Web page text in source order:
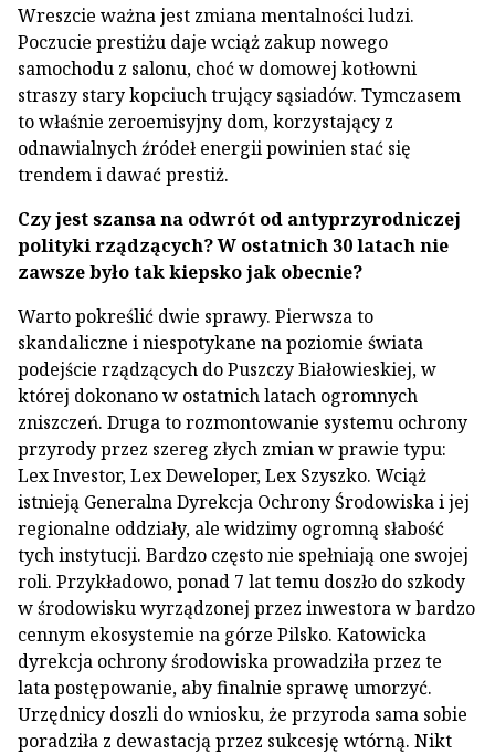
Wreszcie ważna jest zmiana mentalności ludzi.
Poczucie prestiżu daje wciąż zakup nowego
samochodu z salonu, choć w domowej kotłowni
straszy stary kopciuch trujący sąsiadów. Tymczasem
to właśnie zeroemisyjny dom, korzystający z
odnawialnych źródeł energii powinien stać się
trendem i dawać prestiż.
Czy jest szansa na odwrót od antyprzyrodniczej
polityki rządzących? W ostatnich 30 latach nie
zawsze było tak kiepsko jak obecnie?
Warto pokreślić dwie sprawy. Pierwsza to
skandaliczne i niespotykane na poziomie świata
podejście rządzących do Puszczy Białowieskiej, w
której dokonano w ostatnich latach ogromnych
zniszczeń. Druga to rozmontowanie systemu ochrony
przyrody przez szereg złych zmian w prawie typu:
Lex Investor, Lex Deweloper, Lex Szyszko. Wciąż
istnieją Generalna Dyrekcja Ochrony Środowiska i jej
regionalne oddziały, ale widzimy ogromną słabość
tych instytucji. Bardzo często nie spełniają one swojej
roli. Przykładowo, ponad 7 lat temu doszło do szkody
w środowisku wyrządzonej przez inwestora w bardzo
cennym ekosystemie na górze Pilsko. Katowicka
dyrekcja ochrony środowiska prowadziła przez te
lata postępowanie, aby finalnie sprawę umorzyć.
Urzędnicy doszli do wniosku, że przyroda sama sobie
poradziła z dewastacją przez sukcesję wtórną. Nikt